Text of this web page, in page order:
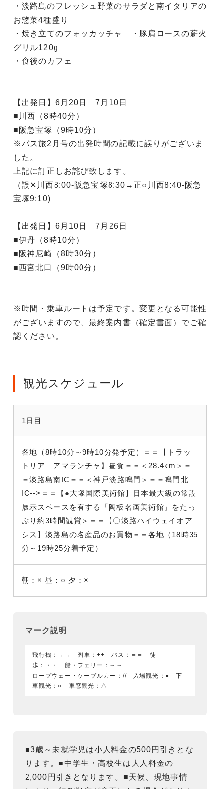
・淡路島のフレッシュ野菜のサラダと南イタリアの
お惣菜4種盛り
・焼き立てのフォッカッチャ ・豚肩ロースの薪火
グリル120g
・食後のカフェ
【出発日】6月20日 7月10日
■川西（8時40分）
■阪急宝塚（9時10分）
※バス旅2月号の出発時間の記載に誤りがございま
した。
上記に訂正しお詫び致します。
（誤✕川西8:00-阪急宝塚8:30→正○川西8:40-阪急
宝塚9:10)
【出発日】6月10日 7月26日
■伊丹（8時10分）
■阪神尼崎（8時30分）
■西宮北口（9時00分）
※時間・乗車ルートは予定です。変更となる可能性
がございますので、最終案内書（確定書面）でご確
認ください。
観光スケジュール
1日目
各地（8時10分～9時10分発予定）＝＝
【トラッ
トリア アマランチャ】昼食 ＝＝＜28.4km ＞＝
＝淡路島南IC＝＝＜神戸淡路鳴門＞＝＝鳴門北
IC-->＝＝【●大塚国際美術館】日本最大級の常設
展示スペースを有する「陶板名画美術館」をたっ
ぷり約3時間観賞 ＞＝＝【〇淡路ハイウェイオア
シス】淡路島の名産品のお買物 ＝＝各地（18時35
分～19時25分着予定）
朝：× 昼：○ 夕：×
マーク説明
飛行機：→→ 列車：++ バス：＝＝ 徒
歩：・・ 船・フェリー：～～
ロープウェー・ケーブルカー：// 入場観光：● 下
車観光：○ 車窓観光：△
■3歳～未就学児は小人料金の500円引きとな
ります。■中学生・高校生は大人料金の
2,000円引きとなります。■天候、現地事情